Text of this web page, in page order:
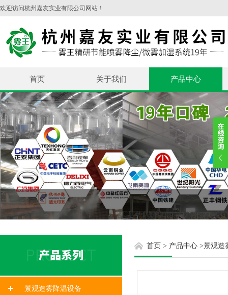
欢迎访问杭州嘉友实业有限公司网站！
首页 关于我们 产品中心
景观造雾降温设备
首页 > 产品中心 >景观造